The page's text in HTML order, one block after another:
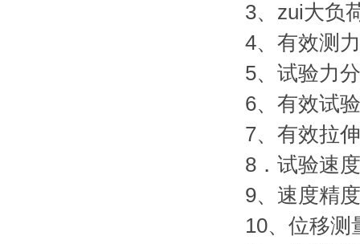
3、zui大负
4、有效测
5、试验力
6、有效试
7、有效拉
8．试验速
9、速度精
10、位移测